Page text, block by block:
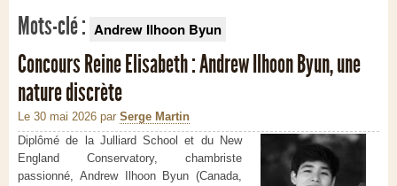
Mots-clé : Andrew Ilhoon Byun
Concours Reine Elisabeth : Andrew Ilhoon Byun, une
nature discrète
Le 30 mai 2026 par Serge Martin
Diplômé de la Julliard School et du New
England Conservatory, chambriste
passionné, Andrew Ilhoon Byun (Canada,